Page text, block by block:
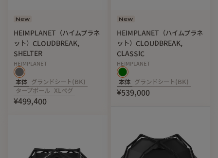
New
HEIMPLANET（ハイムプラネ
ット）CLOUDBREAK,
SHELTER
HEIMPLANET
本体
グランドシート(BK)
タープポール
XLペグ
¥499,400
New
HEIMPLANET（ハイムプラネ
ット）CLOUDBREAK,
CLASSIC
HEIMPLANET
本体 グランドシート(BK)
¥539,000